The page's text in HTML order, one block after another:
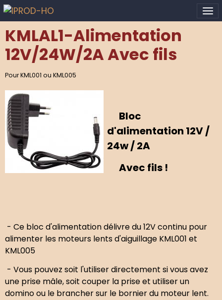
KMLAL1-Alimentation
12V/24W/2A Avec fils
Pour KML001 ou KML005
Bloc
d'alimentation 12V /
24w / 2A
Avec fils !
- Ce bloc d'alimentation délivre du 12V continu pour
alimenter les moteurs lents d'aiguillage KML001 et
KML005
- Vous pouvez soit l'utiliser directement si vous avez
une prise mâle, soit couper la prise et utiliser un
domino ou le brancher sur le bornier du moteur lent.